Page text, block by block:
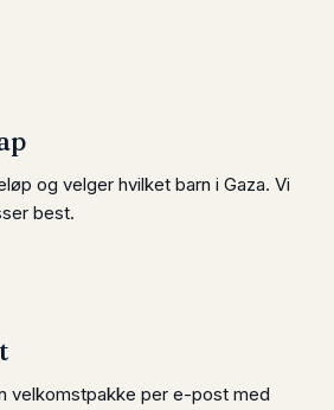
og velger hvilket barn i Gaza. Vi
best.
velkomstpakke per e-post med